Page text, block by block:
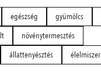
egészség gyümölcs
növénytermesztés
állattenyésztés élelmiszer